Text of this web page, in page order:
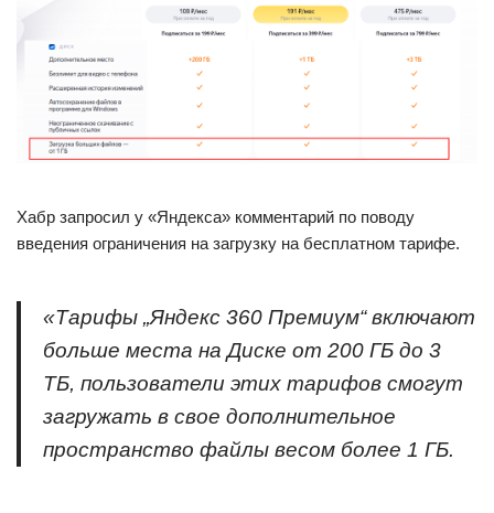
Хабр запросил у «Яндекса» комментарий по поводу
введения ограничения на загрузку на бесплатном тарифе.
«Тарифы „Яндекс 360 Премиум“ включают
больше места на Диске от 200 ГБ до 3
ТБ, пользователи этих тарифов смогут
загружать в свое дополнительное
пространство файлы весом более 1 ГБ.